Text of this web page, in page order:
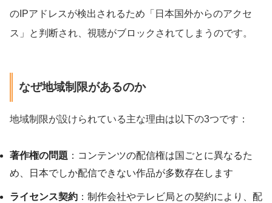
のIPアドレスが検出されるため「日本国外からのアクセ
ス」と判断され、視聴がブロックされてしまうのです。
なぜ地域制限があるのか
地域制限が設けられている主な理由は以下の3つです：
著作権の問題 ：コンテンツの配信権は国ごとに異なるた
め、日本でしか配信できない作品が多数存在します
ライセンス契約 ：制作会社やテレビ局との契約により、配